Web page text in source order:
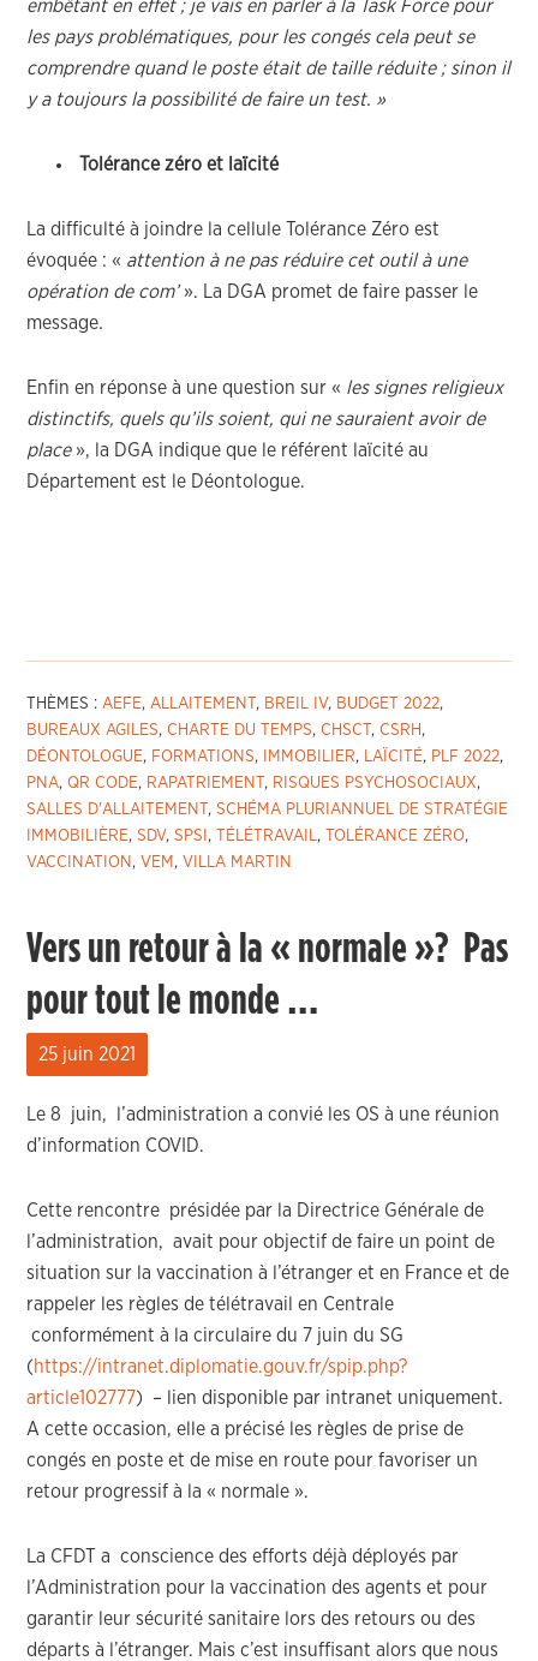
embêtant en effet ; je vais en parler à la Task Force pour
les pays problématiques, pour les congés cela peut se
comprendre quand le poste était de taille réduite ; sinon il
y a toujours la possibilité de faire un test. »
Tolérance zéro et laïcité
La difficulté à joindre la cellule Tolérance Zéro est
évoquée : « attention à ne pas réduire cet outil à une
opération de com’». La DGA promet de faire passer le
message.
Enfin en réponse à une question sur « les signes religieux
distinctifs, quels qu’ils soient, qui ne sauraient avoir de
place», la DGA indique que le référent laïcité au
Département est le Déontologue.
THÈMES :AEFE,ALLAITEMENT , BREIL IV, BUDGET 2022,
BUREAUX AGILES,CHARTE DU TEMPS,CHSCT ,CSRH ,
DÉONTOLOGUE, FORMATIONS, IMMOBILIER, LAÏCITÉ, PLF 2022,
PNA,QR CODE, RAPATRIEMENT , RISQUES PSYCHOSOCIAUX,
SALLES D'ALLAITEMENT ,SCHÉMA PLURIANNUEL DE STRATÉGIE
IMMOBILIÈRE,SDV,SPSI , TÉLÉTRAVAIL, TOLÉRANCE ZÉRO,
VACCINATION , VEM , VILLA MARTIN
Vers un retour à la « normale »? Pas
pour tout le monde …
25 juin 2021
Le 8 juin, l’administration a convié les OS à une réunion
d’information COVID.
Cette rencontre présidée par la Directrice Générale de
l’administration, avait pour objectif de faire un point de
situation sur la vaccination à l’étranger et en France et de
rappeler les règles de télétravail en Centrale
conformément à la circulaire du 7 juin du SG
(https://intranet.diplomatie.gouv.fr/spip.php?
article102777) – lien disponible par intranet uniquement.
A cette occasion, elle a précisé les règles de prise de
congés en poste et de mise en route pour favoriser un
retour progressif à la « normale ».
La CFDT a conscience des efforts déjà déployés par
l’Administration pour la vaccination des agents et pour
garantir leur sécurité sanitaire lors des retours ou des
départs à l’étranger. Mais c’est insuffisant alors que nous